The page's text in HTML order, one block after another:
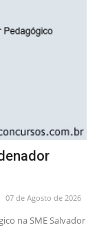
07 de Agosto de 2026
na SME Salvador